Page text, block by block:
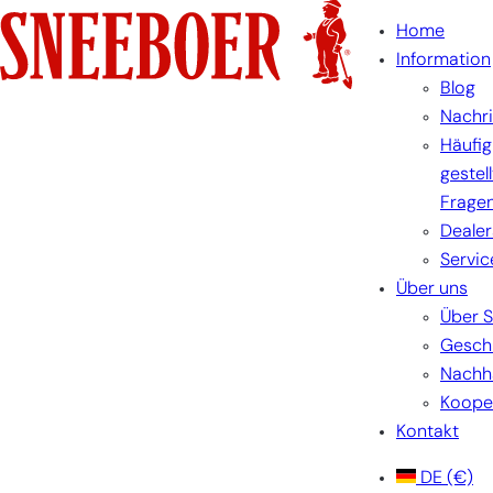
Zum
Inhalt
springen
Home
Information
Blog
Häufig
Über uns
Über
Kontakt
DE (€)